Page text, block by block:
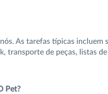
As tarefas típicas incluem
transporte de peças, listas
Pet?